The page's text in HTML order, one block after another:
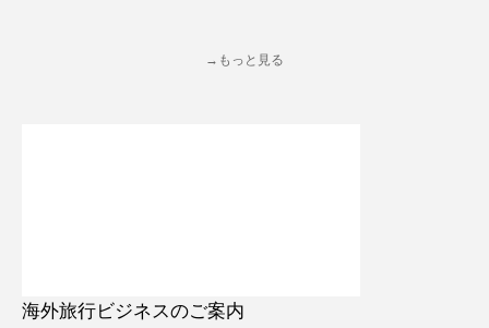
→もっと見る
海外旅行ビジネスのご案内